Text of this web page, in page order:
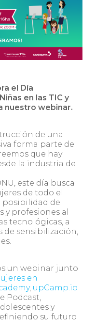
el Día
en las TIC y
nuestro webinar.
de una
forma parte de
que hay
la industria de
este día busca
de todo el
posibilidad de
y profesiones al
tecnológicas, a
de sensibilización,
un webinar junto
en
, upCamp.io
Podcast,
y
su futuro